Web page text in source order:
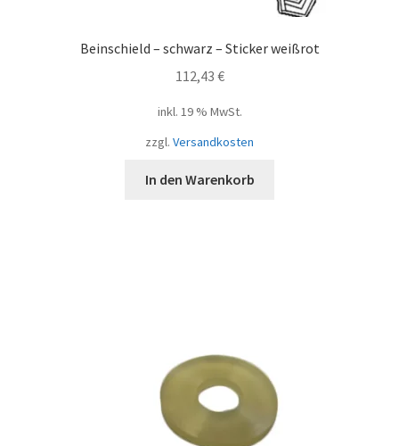
Beinschield – schwarz – Sticker weißrot
112,43 €
inkl. 19 % MwSt.
zzgl. Versandkosten
In den Warenkorb